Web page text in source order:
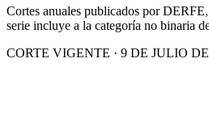
Cortes anuales publicados por
serie incluye a la categoría no binaria
CORTE VIGENTE · 9 DE JULIO